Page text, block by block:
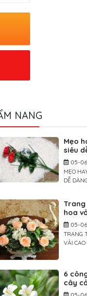
NANG
Mẹo
siêu
05-
MẸO
DỄ
thời
chùi để
mới. Để
rửa hoa
Trang
hoa
05-
TRANG
VẢI
Trang
với
không
6
cây